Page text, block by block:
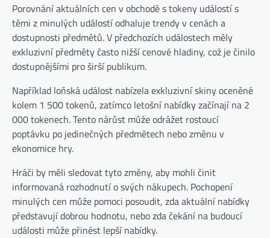
Porovnání aktuálních cen v obchodě s tokeny událostí s
těmi z minulých událostí odhaluje trendy v cenách a
dostupnosti předmětů. V předchozích událostech měly
exkluzivní předměty často nižší cenové hladiny, což je činilo
dostupnějšími pro širší publikum.
Například loňská událost nabízela exkluzivní skiny oceněné
kolem 1 500 tokenů, zatímco letošní nabídky začínají na 2
000 tokenech. Tento nárůst může odrážet rostoucí
poptávku po jedinečných předmětech nebo změnu v
ekonomice hry.
Hráči by měli sledovat tyto změny, aby mohli činit
informovaná rozhodnutí o svých nákupech. Pochopení
minulých cen může pomoci posoudit, zda aktuální nabídky
představují dobrou hodnotu, nebo zda čekání na budoucí
události může přinést lepší nabídky.